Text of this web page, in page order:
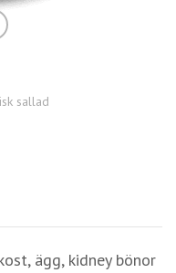
sallad
ägg, kidney bönor